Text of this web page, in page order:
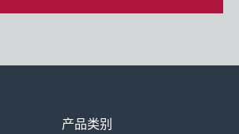
产品类别